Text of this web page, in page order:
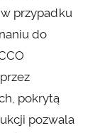
przypadku
do
pokrytą
pozwala